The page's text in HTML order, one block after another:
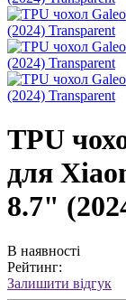
TPU
для
8.7"
В наявності
Рейтинг:
Залишити відгук